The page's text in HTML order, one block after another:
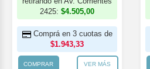
2425: $4.505,00
Comprá en 3 cuotas de
$1.943,33
COMPRAR VER MÁS